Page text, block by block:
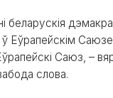
беларускія
Еўрапейскім
Саюз, –
слова.